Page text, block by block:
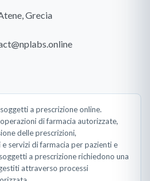
Grecia
a prescrizione online.
di farmacia autorizzate,
delle prescrizioni,
servizi di farmacia per pazienti e
a prescrizione richiedono una
attraverso processi